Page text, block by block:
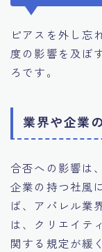
ピアスを外し忘
度の影響を及ぼ
ろです。
業界や企業
合否への影響は
企業の持つ社風
ば、アパレル業
は、クリエイテ
関する規定が緩